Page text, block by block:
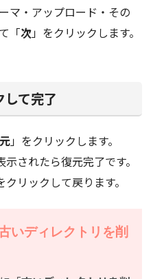
マ・アップロード・その
「次」をクリックします。
て完了
」をクリックします。
示されたら復元完了です。
リックして戻ります。
いディレクトリを削